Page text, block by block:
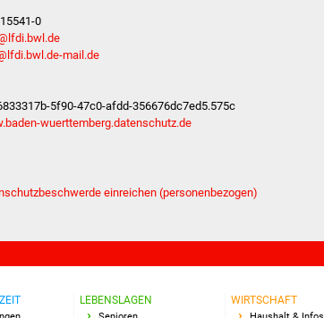
0
mail.de
5f90-47c0-afdd-356676dc7ed5.575c
wuerttemberg.datenschutz.de
einreichen (personenbezogen)
LEBENSLAGEN WIRTSCHAFT